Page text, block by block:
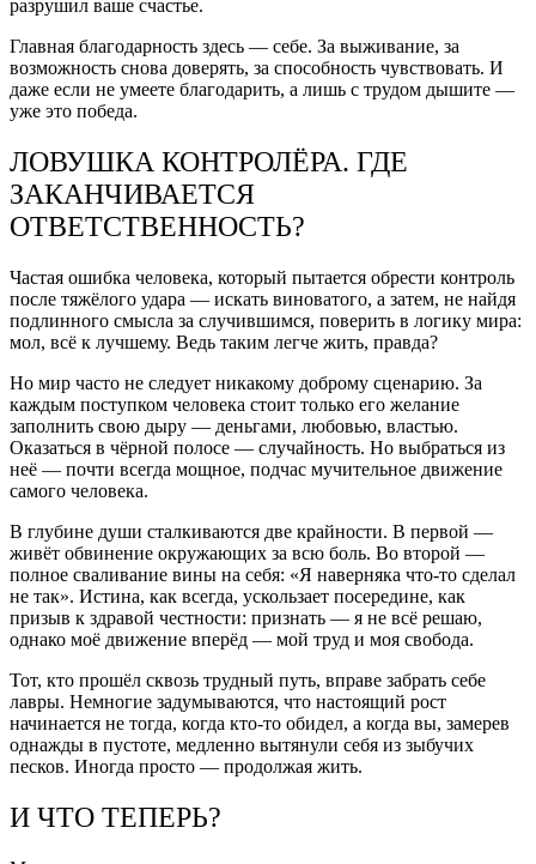
разрушил ваше счастье.
Главная благодарность здесь — себе. За выживание, за
возможность снова доверять, за способность чувствовать. И
даже если не умеете благодарить, а лишь с трудом дышите —
уже это победа.
ЛОВУШКА КОНТРОЛЁРА. ГДЕ
ЗАКАНЧИВАЕТСЯ
ОТВЕТСТВЕННОСТЬ?
Частая ошибка человека, который пытается обрести контроль
после тяжёлого удара — искать виноватого, а затем, не найдя
подлинного смысла за случившимся, поверить в логику мира:
мол, всё к лучшему. Ведь таким легче жить, правда?
Но мир часто не следует никакому доброму сценарию. За
каждым поступком человека стоит только его желание
заполнить свою дыру — деньгами, любовью, властью.
Оказаться в чёрной полосе — случайность. Но выбраться из
неё — почти всегда мощное, подчас мучительное движение
самого человека.
В глубине души сталкиваются две крайности. В первой —
живёт обвинение окружающих за всю боль. Во второй —
полное сваливание вины на себя: «Я наверняка что-то сделал
не так». Истина, как всегда, ускользает посередине, как
призыв к здравой честности: признать — я не всё решаю,
однако моё движение вперёд — мой труд и моя свобода.
Тот, кто прошёл сквозь трудный путь, вправе забрать себе
лавры. Немногие задумываются, что настоящий рост
начинается не тогда, когда кто-то обидел, а когда вы, замерев
однажды в пустоте, медленно вытянули себя из зыбучих
песков. Иногда просто — продолжая жить.
И ЧТО ТЕПЕРЬ?